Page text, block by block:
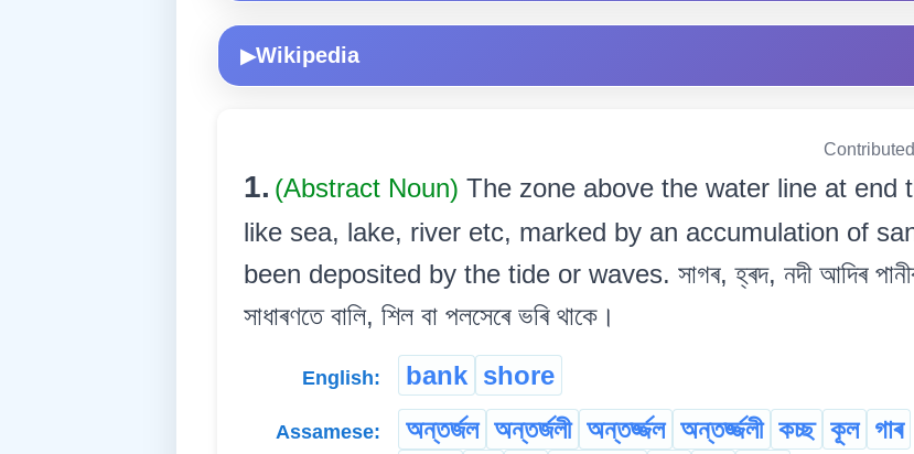
▶Wikipedia
1. (Abstract Noun) The zone above the water line at end
like sea, lake, river etc, marked by an accumulation of
been deposited by the tide or waves. সাগৰ, হ্ৰদ, নদী আদিৰ পানীৰ
সাধাৰণতে বালি, শিল বা পলসেৰে ভৰি থাকে।
English: bank shore
Assamese: অন্তৰ্জল অন্তৰ্জলী অন্তৰ্জ্জল অন্তৰ্জ্জলী কচ্ছ কূল গাৰ